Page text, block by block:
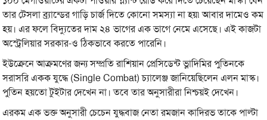
তার টেসলা ব্র্যান্ডের গাড়ি চার্জ দিতে কোনো সমস্যা না হয়৷ আবার দামেও কম
হয়। এর ফলে বিদ্যুতের দাম ২৪ ভাগের এক ভাগে নেমে এসেছে। এই কাজটা
অস্ট্রেলিয়ার সরকার-ও ঠিকভাবে করতে পারেনি।
ইউক্রেনে আক্রমণের জন্য সম্প্রতি রাশিয়ান প্রেসিডেন্ট ভ্লাদিমির পুতিনকে
সরাসরি একক যুদ্ধে (Single Combat) চ্যালেঞ্জ জানিয়েছিলেন এলন মাস্ক।
পুতিন হয়তো টুইটার দেখেন না। তবে তার অনুসারীরা নিশ্চয়ই দেখেন।
এরকম এক ভক্ত অনুসারী চেচেন যুদ্ধবাজ নেতা রমজান কাদিরভ তাকে পাল্টা